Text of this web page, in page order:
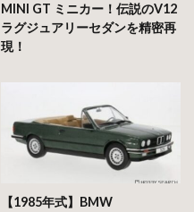
MINI GT ミニカー！伝説のV12
ラグジュアリーセダンを精密再
現！
【1985年式】BMW